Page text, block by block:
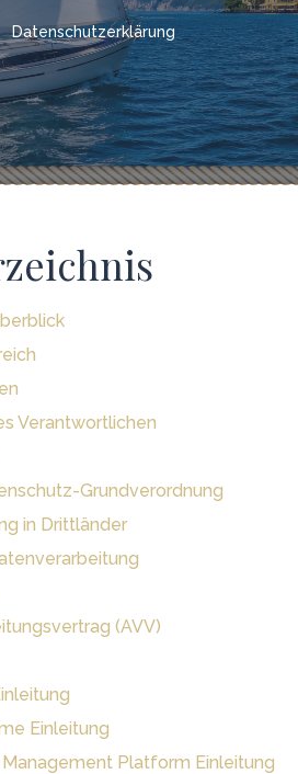
Datenschutzerklärung
Verantwortlichen
Grundverordnung
in Drittländer
(AVV)
Einleitung
Platform Einleitung